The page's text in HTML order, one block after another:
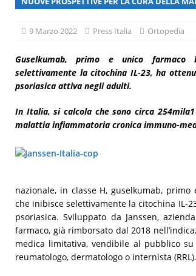
9 Marzo 2022 Press Italia Ortopedia
Guselkumab, primo e unico farmaco
selettivamente la citochina IL-23, ha
psoriasica attiva negli adulti.
In Italia, si calcola che sono circa
malattia infiammatoria cronica immuno-
nazionale, in classe H, guselkumab,
che inibisce selettivamente la citochina IL-
psoriasica. Sviluppato da Janssen,
farmaco, già rimborsato dal 2018
medica limitativa, vendibile al pubblico
reumatologo, dermatologo o internista (RRL).